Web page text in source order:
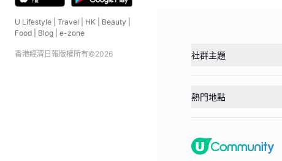
U Lifestyle Travel HK Beauty
Food
Blog e-zone
香港經濟日報版權所有©2026 社群主題
熱門地點